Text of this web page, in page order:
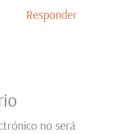
Responder
no será